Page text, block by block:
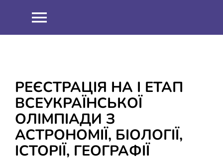
Toggle
ПРО НАС
Співпраця
ОСВІТНІЙ ПРОЦЕС
Навчальна робота
ІНФОРМАЦІЯ
РЕЄСТРАЦІЯ НА І ЕТАП
ВСЕУКРАЇНСЬКОЇ
ОЛІМПІАДИ З
АСТРОНОМІЇ, БІОЛОГІЇ,
ІСТОРІЇ, ГЕОГРАФІЇ